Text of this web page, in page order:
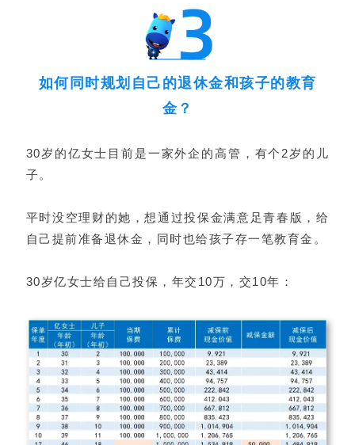
如何同时规划自己的退休金和孩子的教育
金？
30岁的亿女士目前是一家外企的高管，有个2岁的儿
子。
平时没空理财的她，想通过投保金满意足青春版，给
自己提前准备退休金，同时也给孩子存一笔教育金。
30岁亿女士给自己投保，年交10万，交10年：